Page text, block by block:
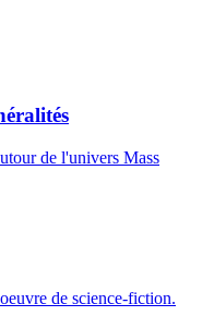
de l'univers Mass
de science-fiction.